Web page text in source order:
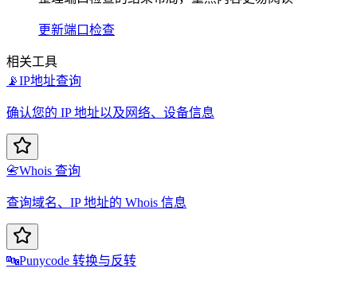
更新端口检查
相关工具
📡IP地址查询
确认您的 IP 地址以及网络、设备信息
📇Whois 查询
查询域名、IP 地址的 Whois 信息
🔤Punycode 转换与反转